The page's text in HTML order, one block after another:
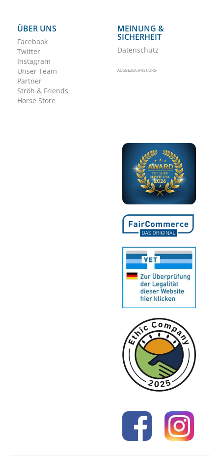
ÜBER UNS
Facebook
Twitter
Instagram
Unser Team
Partner
Ströh & Friends
Horse Store
MEINUNG &
SICHERHEIT
Datenschutz
AUSGEZEICHNET.ORG